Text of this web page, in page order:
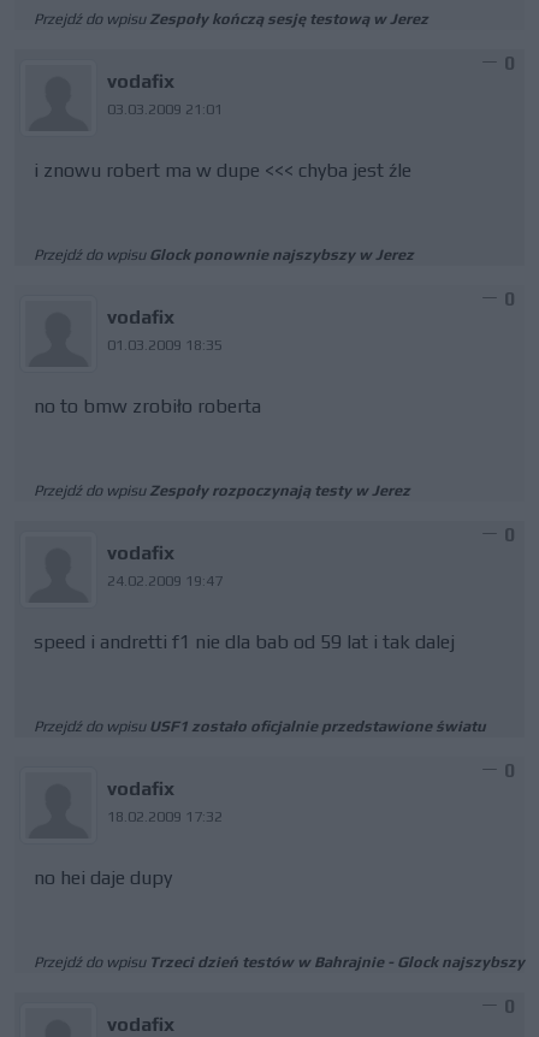
Przejdź do wpisu Zespoły kończą sesję testową w Jerez
vodafix
03.03.2009 21:01
0
i znowu robert ma w dupe <<< chyba jest źle
Przejdź do wpisu Glock ponownie najszybszy w Jerez
vodafix
01.03.2009 18:35
0
no to bmw zrobiło roberta
Przejdź do wpisu Zespoły rozpoczynają testy w Jerez
vodafix
24.02.2009 19:47
0
speed i andretti f1 nie dla bab od 59 lat i tak dalej
Przejdź do wpisu USF1 zostało oficjalnie przedstawione światu
vodafix
18.02.2009 17:32
0
no hei daje dupy
Przejdź do wpisu Trzeci dzień testów w Bahrajnie - Glock najszybszy
vodafix
0